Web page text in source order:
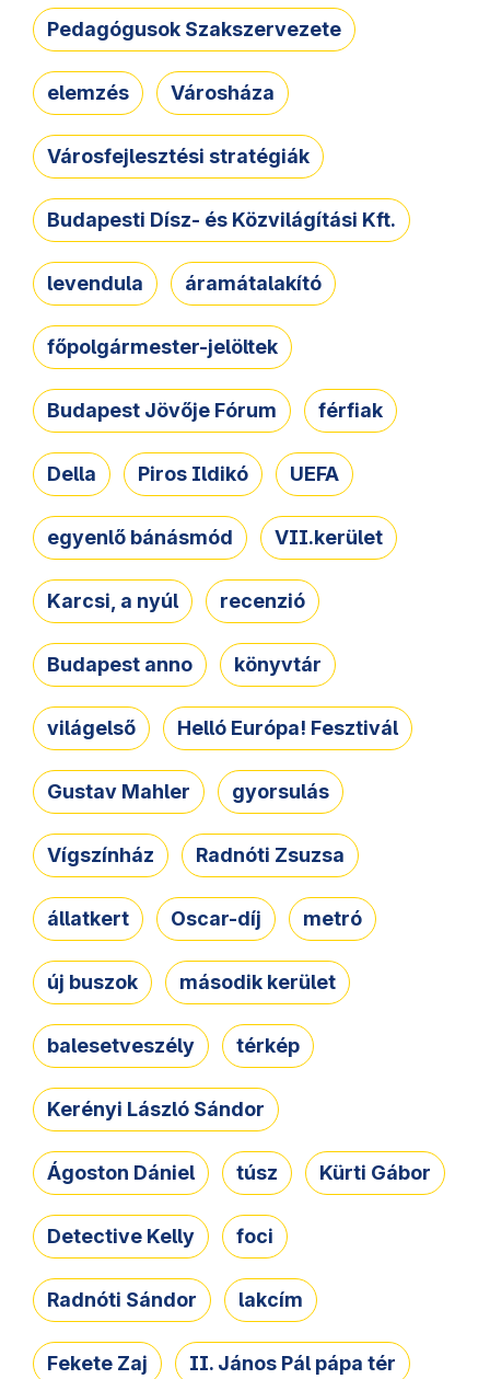
Pedagógusok Szakszervezete
elemzés Városháza
Városfejlesztési stratégiák
Budapesti Dísz- és Közvilágítási Kft.
levendula áramátalakító
főpolgármester-jelöltek
Budapest Jövője Fórum férfiak
Della Piros Ildikó UEFA
egyenlő bánásmód VII.kerület
Karcsi, a nyúl recenzió
Budapest anno könyvtár
világelső Helló Európa! Fesztivál
Gustav Mahler gyorsulás
Vígszínház Radnóti Zsuzsa
állatkert Oscar-díj metró
új buszok második kerület
balesetveszély térkép
Kerényi László Sándor
Ágoston Dániel túsz Kürti Gábor
Detective Kelly foci
Radnóti Sándor lakcím
Fekete Zaj II. János Pál pápa tér